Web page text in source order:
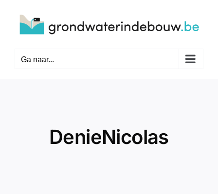
inhoud
Ga naar...
DenieNicolas